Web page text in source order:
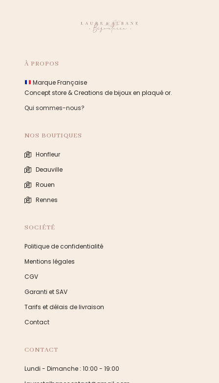
À PROPOS
Marque Française
Concept store & Creations de bijoux en plaqué or.
Qui sommes-nous?
NOS BOUTIQUES
Honfleur
Deauville
Rouen
Rennes
SOCIÉTÉ
Politique de confidentialité
Mentions légales
CGV
Garanti et SAV
Tarifs et délais de livraison
Contact
CONTACT
Lundi - Dimanche : 10:00 - 19:00